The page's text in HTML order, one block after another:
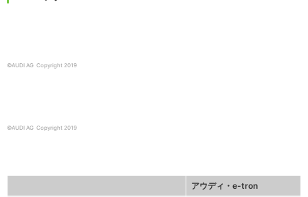
©AUDI AG Copyright 2019
©AUDI AG Copyright 2019
アウディ・e-tron